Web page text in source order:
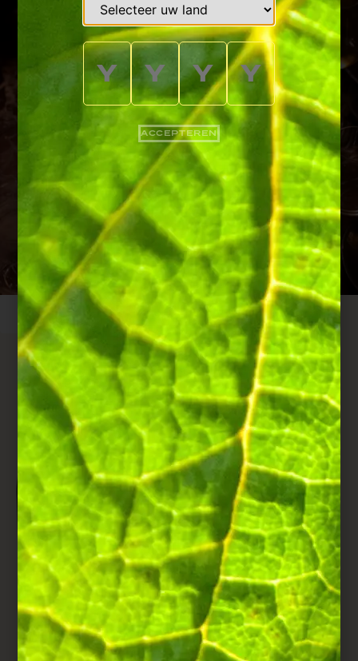
AARDBEIENCOCKTAIL
Wat is er lekkerder dan
uzelf te verfrissen met
deze aardbeien- en
champagnecocktail,
rechtstreeks uit de
fantasie van Juan
Arbelaez?
Recept
Aardbeienco
cktail
STAP 1
Verwijder de steeltjes van
de aardbeien.
ACCEPTEREN